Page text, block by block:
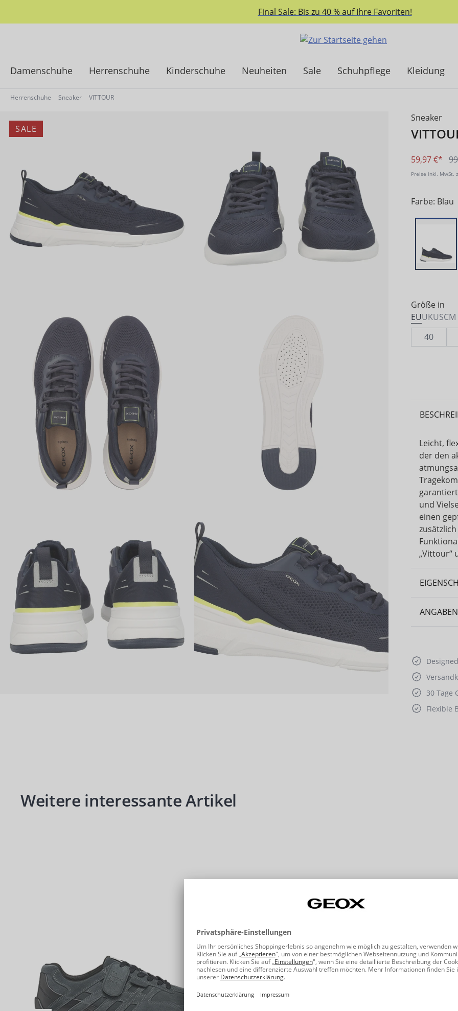
Final Sale: Bis zu 40 % auf Ihre Favoriten!
Damenschuhe Herrenschuhe Kinderschuhe Neuheiten Sale Schuhpflege Kleidung
Herrenschuhe Sneaker VITTOUR
SALE
Sneaker
59,97 €*
Preise inkl. MwSt.
Farbe: Blau
Größe in
EUUKUSCM
40
Leicht,
der den
und
einen
„Vittour“
30 Tage
Flexible
Produktgalerie überspringen
Weitere interessante Artikel